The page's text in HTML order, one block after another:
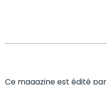
Ce magazine est édité